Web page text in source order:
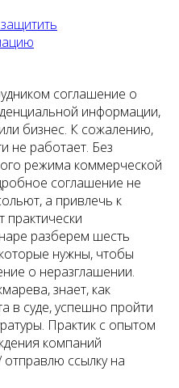
соглашение о
информации,
бизнес. К сожалению,
не работает. Без
режима коммерческой
соглашение не
а привлечь к
практически
разберем шесть
нужны, чтобы
о неразглашении.
знает, как
в суде, успешно пройти
Практик с опытом
компаний
ссылку на